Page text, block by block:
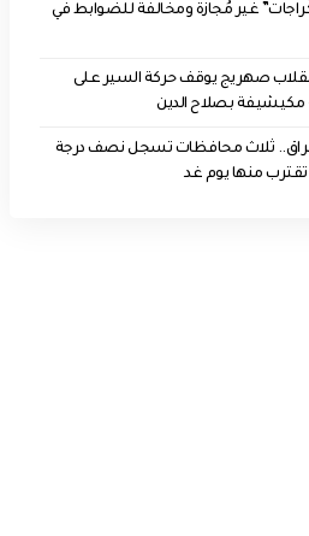
10 “كَراجات” غير مُجازة ومخالفة للضوابط في
انقلاب صهريج يوقف حركة السير على
مكيشيفة بصلاح الدين
ثلاث محافظات تسجل نصف درجة
تقترب منها يوم غد